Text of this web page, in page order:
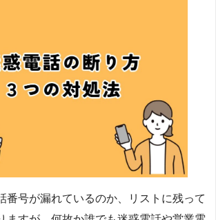
番号が漏れているのか、リストに残って